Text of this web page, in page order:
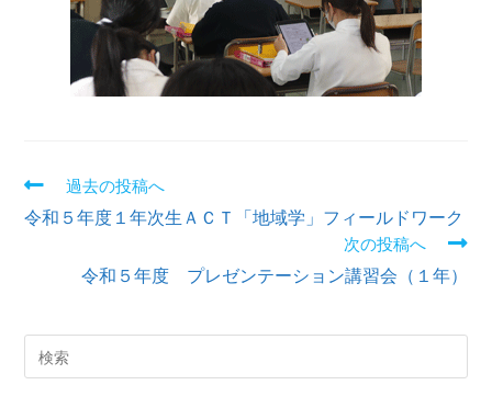
過去の投稿へ
令和５年度１年次生ＡＣＴ「地域学」フィールドワーク
次の投稿へ
令和５年度 プレゼンテーション講習会（１年）